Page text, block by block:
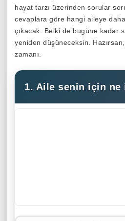
hayat tarzı üzerinden sorular
cevaplara göre hangi aileye
çıkacak. Belki de bugüne kadar
yeniden düşüneceksin.
zamanı.
1. Aile senin için ne